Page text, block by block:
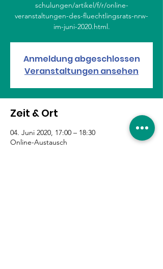
schulungen/artikel/f/r/online-
veranstaltungen-des-fluechtlingsrats-nrw-
im-juni-2020.html.
Anmeldung abgeschlossen
Veranstaltungen ansehen
Zeit & Ort
04. Juni 2020, 17:00 – 18:30
Online-Austausch